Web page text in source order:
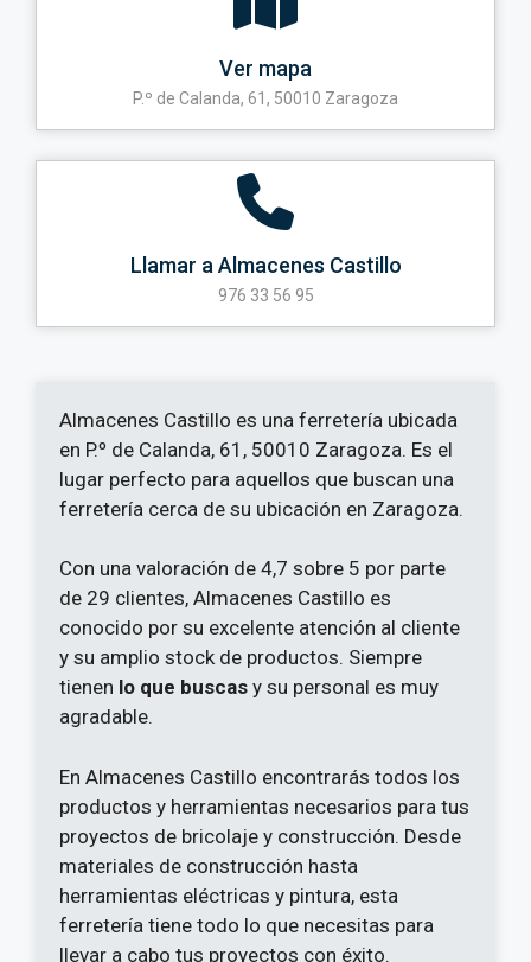
Ver mapa
P.º de Calanda, 61, 50010 Zaragoza
Llamar a Almacenes Castillo
976 33 56 95
Almacenes Castillo es una ferretería ubicada
en P.º de Calanda, 61, 50010 Zaragoza. Es el
lugar perfecto para aquellos que buscan una
ferretería cerca de su ubicación en Zaragoza.
Con una valoración de 4,7 sobre 5 por parte
de 29 clientes, Almacenes Castillo es
conocido por su excelente atención al cliente
y su amplio stock de productos. Siempre
tienen lo que buscas y su personal es muy
agradable.
En Almacenes Castillo encontrarás todos los
productos y herramientas necesarios para tus
proyectos de bricolaje y construcción. Desde
materiales de construcción hasta
herramientas eléctricas y pintura, esta
ferretería tiene todo lo que necesitas para
llevar a cabo tus proyectos con éxito.